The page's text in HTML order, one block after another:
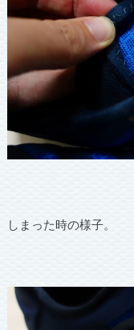
しまった時の様子。